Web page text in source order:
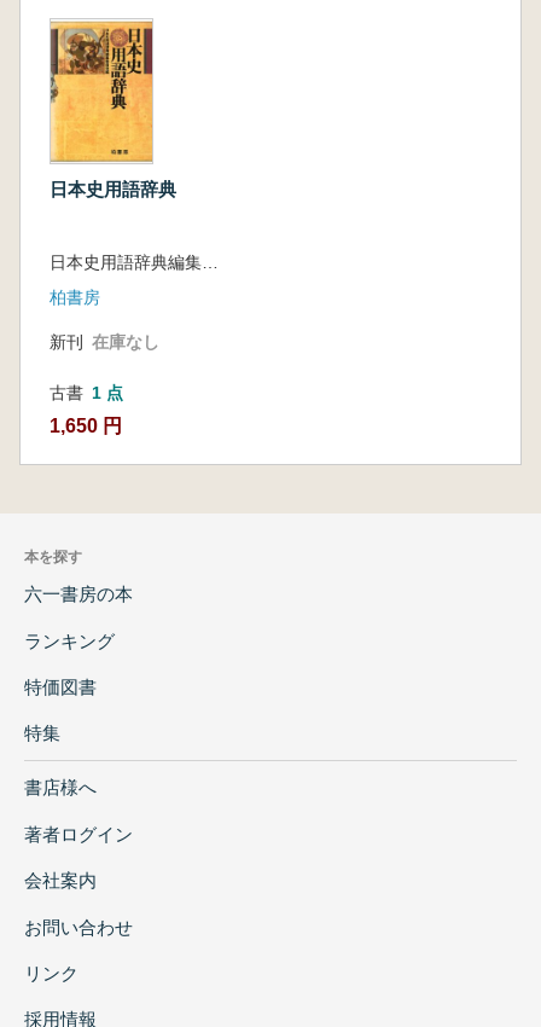
日本史用語辞典
柏書房
新刊 在庫なし
古書 1 点
1,650 円
本を探す
六一書房の本
ランキング
特価図書
特集
書店様へ
著者ログイン
会社案内
お問い合わせ
リンク
採用情報